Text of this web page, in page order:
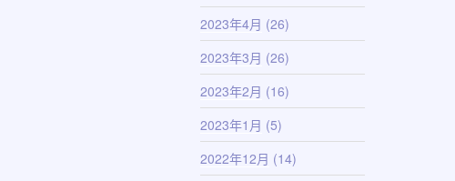
2023年4月 (26)
2023年3月 (26)
2023年2月 (16)
2023年1月 (5)
2022年12月 (14)